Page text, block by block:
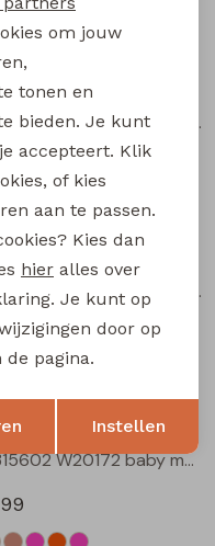
Sarra baby W20228 baby meisjes lange broek Bruin donker
Sarra baby W20228 baby meisjes lange broek Zwart
3315602 W20172 baby meisjes T-shirt lm Taupe
Opslaan
om jouw
tonen en
bieden. Je kunt
accepteert. Klik
of kies
aan te passen.
Kies dan
hier alles over
Je kunt op
door op
pagina.
Instellen